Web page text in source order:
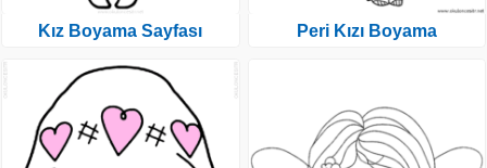
Kız Boyama Sayfası Peri Kızı Boyama